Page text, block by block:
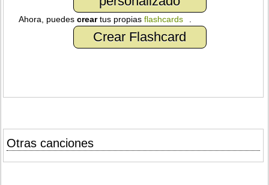
Ahora, puedescreartus propiasflashcards
Crear Flashcard
Otras canciones